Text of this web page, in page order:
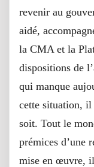
revenir au
aidé,
la CMA et la
dispositions de
qui manque
cette situation,
soit. Tout le
prémices d’une
mise en œuvre,